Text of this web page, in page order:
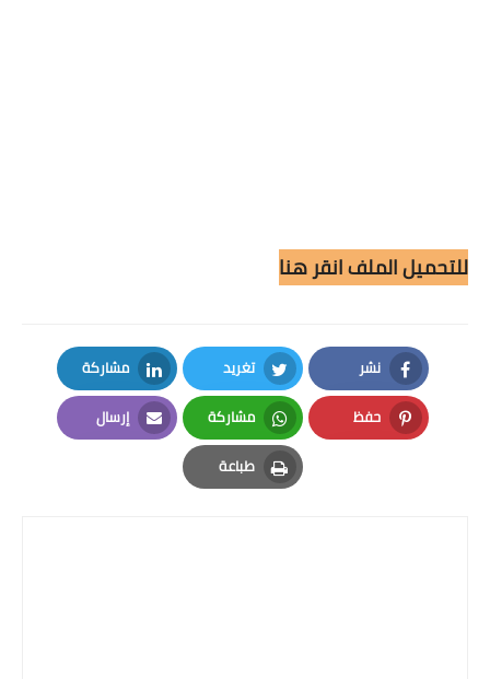
للتحميل الملف انقر هنا
نشر
Facebook
تغريد
Twitter
مشاركة
LinkedIn
حفظ
Pinterest
مشاركة
Whatsapp
إرسال
Email
طباعة
Print